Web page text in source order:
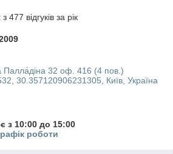
477 відгуків за рік
Палла́діна 32 оф. 416 (4 пов.)
30.357120906231305, Київ, Україна
з 10:00 до 15:00
роботи